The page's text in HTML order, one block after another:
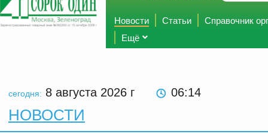
Новости Статьи
Справочник
Ещё
сегодня: 8 августа 2026 г 06:14
НОВОСТИ